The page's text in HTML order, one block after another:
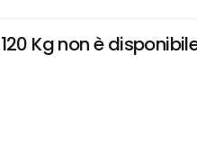
Kg non è